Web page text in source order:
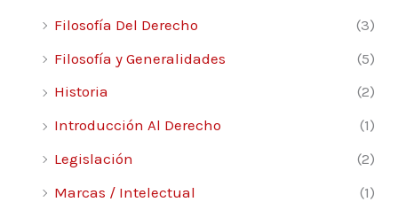
Filosofía Del Derecho
(3)
Filosofía y Generalidades
(5)
Historia
(2)
Introducción Al Derecho
(1)
Legislación
(2)
Marcas / Intelectual
(1)